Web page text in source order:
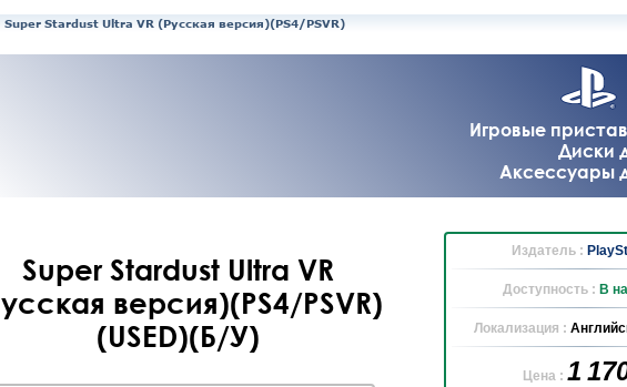
Super Stardust Ultra VR (Русская версия)(PS4/PSVR)
Игровые
Диски
Аксессуары
Super Stardust Ultra VR
версия)(PS4/PSVR)
(USED)(Б/У)
Издатель :
Доступность : В
Локализация :
Цена : 1